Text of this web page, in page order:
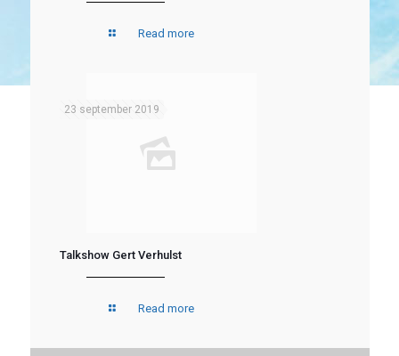
Read more
23 september 2019
Talkshow Gert Verhulst
Read more